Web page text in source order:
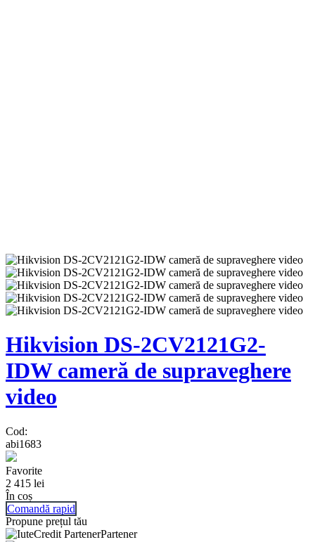
Hikvision DS-2CV2121G2-
IDW cameră de supraveghere
video
Cod:
abi1683
Favorite
2 415 lei
În coș
Comandă rapid
Propune prețul tău
Partener